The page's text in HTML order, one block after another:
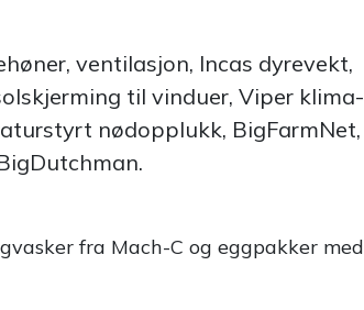
ventilasjon, Incas dyrevekt,
til vinduer, Viper klima-
nødopplukk, BigFarmNet,
fra Mach-C og eggpakker med